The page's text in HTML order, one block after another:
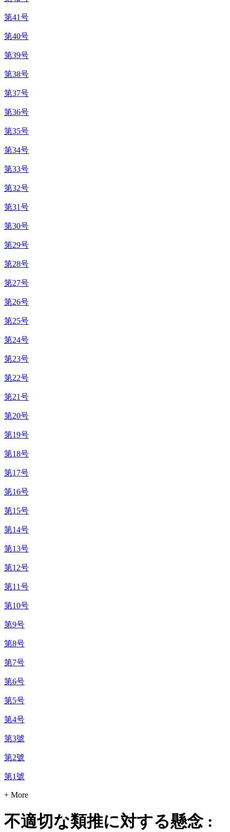
第41号
第40号
第39号
第38号
第37号
第36号
第35号
第34号
第33号
第32号
第31号
第30号
第29号
第28号
第27号
第26号
第25号
第24号
第23号
第22号
第21号
第20号
第19号
第18号
第17号
第16号
第15号
第14号
第13号
第12号
第11号
第10号
第9号
第8号
第7号
第6号
第5号
第4号
第3號
第2號
第1號
+ More
不適切な類推に対する懸念 :